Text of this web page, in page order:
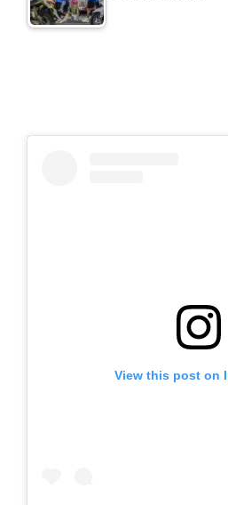
View this post on